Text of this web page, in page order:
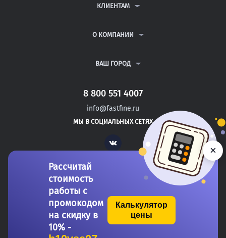
ДИПЛОМНЫЕ РАБОТЫ
РЕФЕРАТЫ
КЛИЕНТАМ
ВОПРОСЫ И ОТВЕТЫ
ПОЛИТИКА КОНФИДЕНЦИАЛЬНОСТИ
О КОМПАНИИ
КОНТАКТЫ
ВАШ ГОРОД
САНКТ-ПЕТЕРБУРГ
БАТЫРЕВО
КАНАШ
8 800 551 4007
info@fastfine.ru
МЫ В СОЦИАЛЬНЫХ СЕТЯХ
Vk
Copyright 2011-2026 FastFine.ru
Рассчитай
стоимость
работы с
промокодом
на скидку в
10% -
Калькулятор
цены
×